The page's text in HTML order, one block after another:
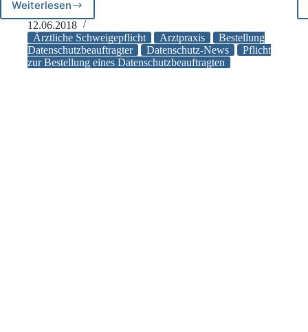
Weiterlesen
Viele
Arztpraxen
brauchen
seit
dem
12.06.2018
Ärztliche Schweigepflicht
Arztpraxis
Bestellung
Datenschutzbeauftragter
Datenschutz-News
Pflicht
zur Bestellung eines Datenschutzbeauftragten